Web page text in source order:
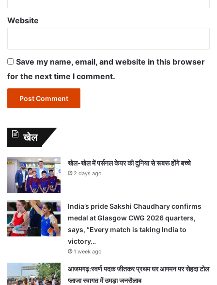
Website
Save my name, email, and website in this browser
for the next time I comment.
खेल
खेल-खेल में पर्सनल केयर की दुनिया से रूबरू होंगे बच्चे
2 days ago
India’s pride Sakshi Chaudhary confirms
medal at Glasgow CWG 2026 quarters,
says, “Every match is taking India to
victory…
1 week ago
आजमगढ़:स्वर्ण पदक जीतकर प्रथम घर आगमन पर सेहदा टोल
प्लाजा स्वागत में उमड़ा जनसैलाब